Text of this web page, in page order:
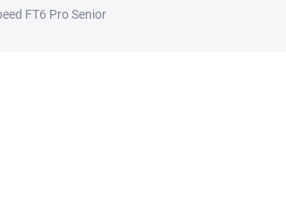
FT6 Pro Senior